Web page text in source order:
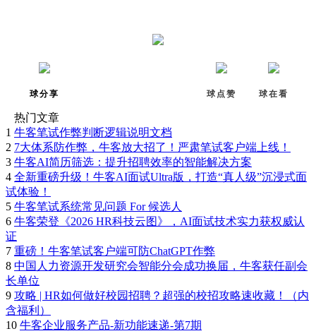
球分享 球点赞 球在看
热门文章
1 牛客笔试作弊判断逻辑说明文档
2 7大体系防作弊，牛客放大招了！严肃笔试客户端上线！
3 牛客AI简历筛选：提升招聘效率的智能解决方案
4 全新重磅升级！牛客AI面试Ultra版，打造“真人级”沉浸式面
试体验！
5 牛客笔试系统常见问题 For 候选人
6 牛客荣登《2026 HR科技云图》，AI面试技术实力获权威认
证
7 重磅！牛客笔试客户端可防ChatGPT作弊
8 中国人力资源开发研究会智能分会成功换届，牛客获任副会
长单位
9 攻略 | HR如何做好校园招聘？超强的校招攻略速收藏！（内
含福利）
10 牛客企业服务产品-新功能速递-第7期